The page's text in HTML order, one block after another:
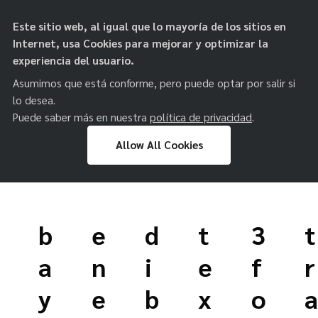
content
paz
b
a
y
e
n
e
d
i
b
t
e
x
3
f
o
t
r
a
Este sitio web, al igual que lo mayoría de los sitios en
Internet, usa Cookies para mejorar y optimizar la
experiencia del usuario.
Asumimos que está conforme, pero puede optar por salir si
lo desea.
Puede saber más en nuestra política de privacidad.
Allow All Cookies